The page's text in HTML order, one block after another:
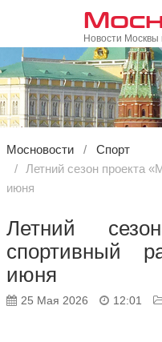
Новости Москвы
Мосновости
Спорт
Летний сезон проекта
июня
Летний
спортивный
июня
25 Мая 2026 12:01